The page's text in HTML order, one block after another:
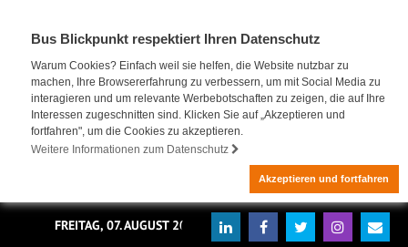
Bus Blickpunkt respektiert Ihren Datenschutz
Warum Cookies? Einfach weil sie helfen, die Website nutzbar zu
machen, Ihre Browsererfahrung zu verbessern, um mit Social Media zu
interagieren und um relevante Werbebotschaften zu zeigen, die auf Ihre
Interessen zugeschnitten sind. Klicken Sie auf „Akzeptieren und
fortfahren", um die Cookies zu akzeptieren.
Weitere Informationen zum Datenschutz
Akzeptieren und fortfahren
FREITAG, 07. AUGUST 2026